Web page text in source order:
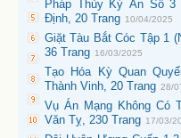
Pháp Thủy Kỳ Án Số 3
Định, 20 Trang 10/04/2025
Giặt Tàu Bắt Cóc Tập 1
36 Trang 16/03/2025
Tạo Hóa Kỳ Quan
Thành Vinh, 20 Trang 28/
Vụ Án Mạng Không Có
Văn Tỵ, 230 Trang 17/03/